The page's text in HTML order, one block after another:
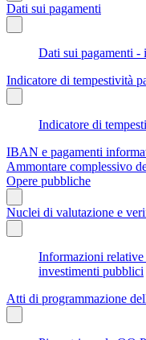
Dati sui pagamenti
Dati sui pagamenti -
Indicatore di tempestività
Indicatore di
IBAN e pagamenti
Ammontare complessivo
Opere pubbliche
Nuclei di valutazione e
Informazioni
investimenti pubblici
Atti di programmazione